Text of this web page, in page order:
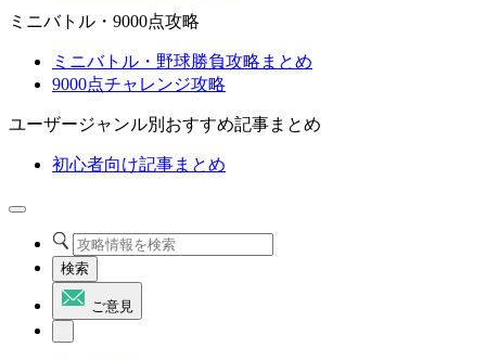
ミニバトル・9000点攻略
ミニバトル・野球勝負攻略まとめ
9000点チャレンジ攻略
ユーザージャンル別おすすめ記事まとめ
初心者向け記事まとめ
検索
ご意見